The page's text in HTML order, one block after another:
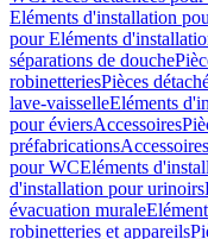
Eléments d'installation
pour Eléments
séparations de douche
robinetteriesPièces
lave-vaisselleEléments
pour éviersAccessoires
préfabrications
pour WCEléments
d'installation pour urinoirs
évacuation murale
robinetteries et appareils